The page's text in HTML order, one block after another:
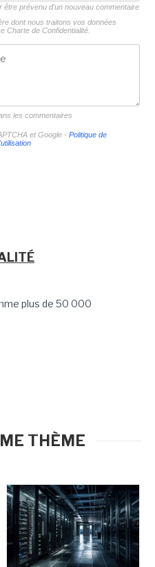
être prévenu d'un nouveau commentaire
dont nous traitons vos données
Charte de Confidentialité.
les commentaires
et Google - Politique de
plus de 50 000
THÈME